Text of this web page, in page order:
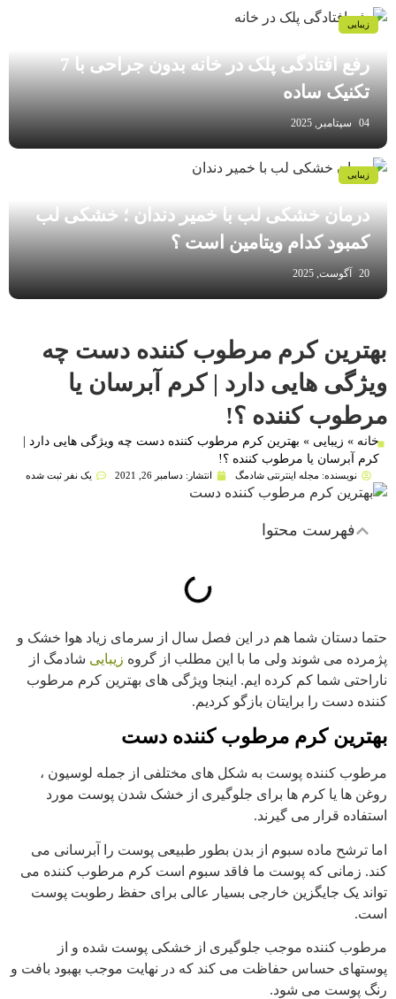
رفع افتادگی پلک در خانه بدون جراحی با 7
تکنیک ساده
04 سپتامبر, 2025
زیبایی
درمان خشکی لب با خمیر دندان ؛ خشکی لب
کمبود کدام ویتامین است ؟
20 آگوست, 2025
زیبایی
بهترین کرم مرطوب کننده دست چه
ویژگی هایی دارد | کرم آبرسان یا
مرطوب کننده ؟!
خانه » زیبایی » بهترین کرم مرطوب کننده دست چه ویژگی هایی دارد |
کرم آبرسان یا مرطوب کننده ؟!
نویسنده: مجله اینترنتی شادمگ انتشار:دسامبر 26, 2021 یک نفر ثبت شده
فهرست محتوا
حتما دستان شما هم در این فصل سال از سرمای زیاد هوا خشک و
پژمرده می شوند ولی ما با این مطلب از گروه زیبایی شادمگ از
ناراحتی شما کم کرده ایم. اینجا ویژگی های بهترین کرم مرطوب
کننده دست را برایتان بازگو کردیم.
بهترین کرم مرطوب کننده دست
مرطوب کننده پوست به شکل های مختلفی از جمله لوسیون ،
روغن ها یا کرم ها برای جلوگیری از خشک شدن پوست مورد
استفاده قرار می گیرند.
اما ترشح ماده سبوم از بدن بطور طبیعی پوست را آبرسانی می
کند. زمانی که پوست ما فاقد سبوم است کرم مرطوب کننده می
تواند یک جایگزین خارجی بسیار عالی برای حفظ رطوبت پوست
است.
مرطوب کننده موجب جلوگیری از خشکی پوست شده و از
پوستهای حساس حفاظت می کند که در نهایت موجب بهبود بافت و
رنگ پوست می شود.